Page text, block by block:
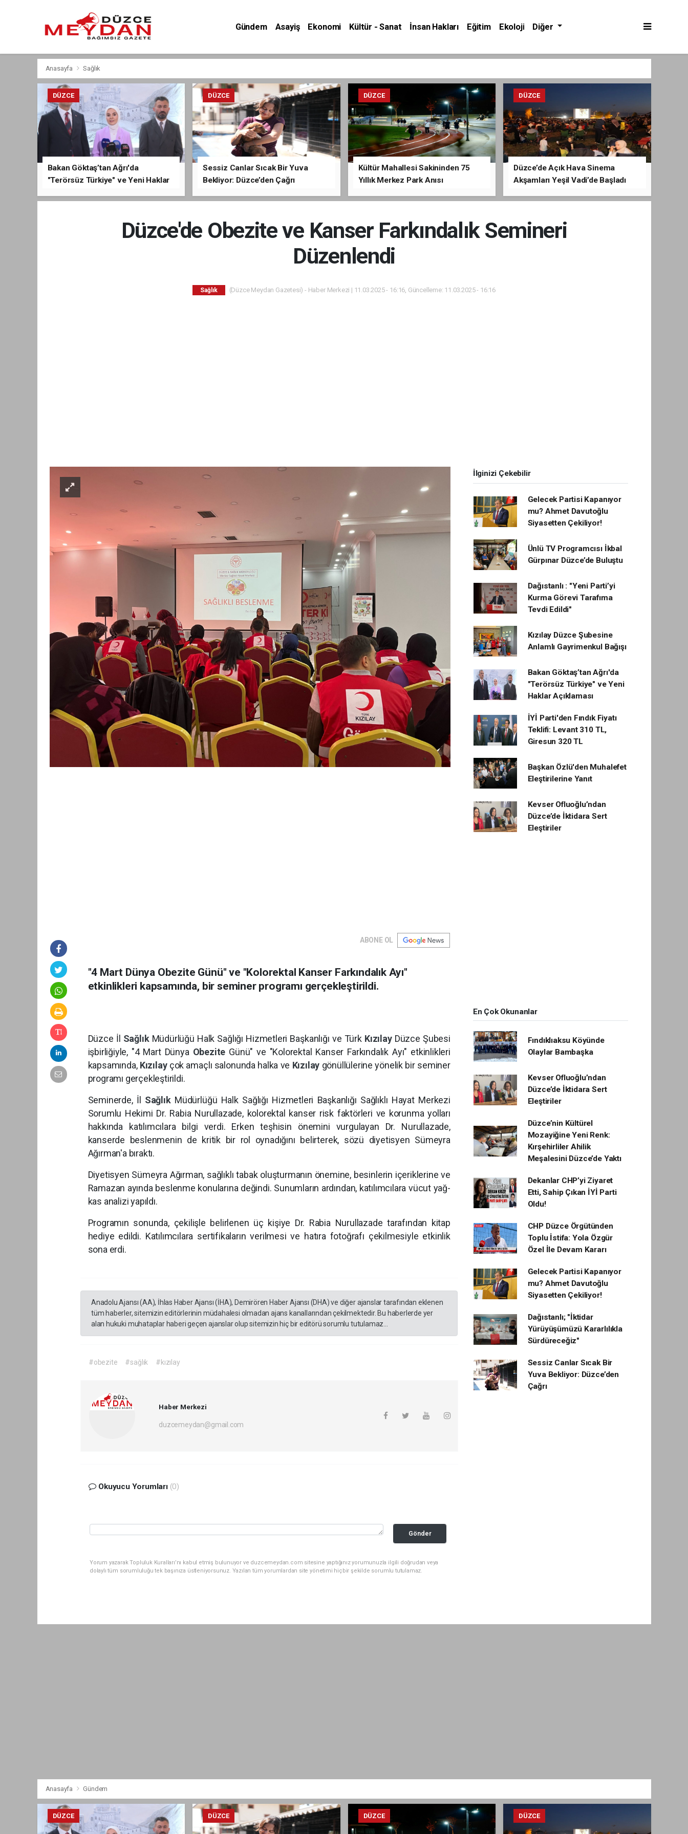
Gündem Asayiş Ekonomi Kültür - Sanat İnsan Hakları Eğitim Ekoloji Diğer
Anasayfa Sağlık
DÜZCE
Bakan Göktaş’tan Ağrı'da
"Terörsüz Türkiye" ve Yeni Haklar
DÜZCE
Sessiz Canlar Sıcak Bir Yuva
Bekliyor: Düzce’den Çağrı
DÜZCE
Kültür Mahallesi Sakininden 75
Yıllık Merkez Park Anısı
DÜZCE
Düzce’de Açık Hava Sinema
Akşamları Yeşil Vadi’de Başladı
Düzce'de Obezite ve Kanser Farkındalık Semineri
Düzenlendi
Sağlık (Düzce Meydan Gazetesi) - Haber Merkezi | 11.03.2025 - 16:16, Güncelleme: 11.03.2025 - 16:16
ABONE OL
"4 Mart Dünya Obezite Günü" ve "Kolorektal Kanser Farkındalık Ayı"
etkinlikleri kapsamında, bir seminer programı gerçekleştirildi.
Düzce İl Sağlık Müdürlüğü Halk Sağlığı Hizmetleri Başkanlığı ve Türk Kızılay Düzce Şubesi
işbirliğiyle, "4 Mart Dünya Obezite Günü" ve "Kolorektal Kanser Farkındalık Ayı" etkinlikleri
kapsamında, Kızılay çok amaçlı salonunda halka ve Kızılay gönüllülerine yönelik bir seminer
programı gerçekleştirildi.
Seminerde, İl Sağlık Müdürlüğü Halk Sağlığı Hizmetleri Başkanlığı Sağlıklı Hayat Merkezi
Sorumlu Hekimi Dr. Rabia Nurullazade, kolorektal kanser risk faktörleri ve korunma yolları
hakkında katılımcılara bilgi verdi. Erken teşhisin önemini vurgulayan Dr. Nurullazade,
kanserde beslenmenin de kritik bir rol oynadığını belirterek, sözü diyetisyen Sümeyra
Ağırman'a bıraktı.
Diyetisyen Sümeyra Ağırman, sağlıklı tabak oluşturmanın önemine, besinlerin içeriklerine ve
Ramazan ayında beslenme konularına değindi. Sunumların ardından, katılımcılara vücut yağ-
kas analizi yapıldı.
Programın sonunda, çekilişle belirlenen üç kişiye Dr. Rabia Nurullazade tarafından kitap
hediye edildi. Katılımcılara sertifikaların verilmesi ve hatıra fotoğrafı çekilmesiyle etkinlik
sona erdi.
Anadolu Ajansı (AA), İhlas Haber Ajansı (İHA), Demirören Haber Ajansı (DHA) ve diğer ajanslar tarafından eklenen
tüm haberler, sitemizin editörlerinin müdahalesi olmadan ajans kanallarından çekilmektedir. Bu haberlerde yer
alan hukuki muhataplar haberi geçen ajanslar olup sitemizin hiç bir editörü sorumlu tutulamaz...
#obezite #sağlık #kızılay
Haber Merkezi
duzcemeydan@gmail.com
Okuyucu Yorumları (0)
Gönder
Yorum yazarak Topluluk Kuralları’nı kabul etmiş bulunuyor ve duzcemeydan.com sitesine yaptığınız yorumunuzla ilgili doğrudan veya
dolaylı tüm sorumluluğu tek başınıza üstleniyorsunuz. Yazılan tüm yorumlardan site yönetimi hiçbir şekilde sorumlu tutulamaz.
İlginizi Çekebilir
Gelecek Partisi Kapanıyor
mu? Ahmet Davutoğlu
Siyasetten Çekiliyor!
Ünlü TV Programcısı İkbal
Gürpınar Düzce’de Buluştu
Dağıstanlı : "Yeni Parti’yi
Kurma Görevi Tarafıma
Tevdi Edildi"
Kızılay Düzce Şubesine
Anlamlı Gayrimenkul Bağışı
Bakan Göktaş’tan Ağrı'da
"Terörsüz Türkiye" ve Yeni
Haklar Açıklaması
İYİ Parti'den Fındık Fiyatı
Teklifi: Levant 310 TL,
Giresun 320 TL
Başkan Özlü'den Muhalefet
Eleştirilerine Yanıt
Kevser Ofluoğlu’ndan
Düzce’de İktidara Sert
Eleştiriler
En Çok Okunanlar
Fındıklıaksu Köyünde
Olaylar Bambaşka
Kevser Ofluoğlu’ndan
Düzce’de İktidara Sert
Eleştiriler
Düzce’nin Kültürel
Mozayiğine Yeni Renk:
Kırşehirliler Ahilik
Meşalesini Düzce’de Yaktı
Dekanlar CHP’yi Ziyaret
Etti, Sahip Çıkan İYİ Parti
Oldu!
CHP Düzce Örgütünden
Toplu İstifa: Yola Özgür
Özel İle Devam Kararı
Gelecek Partisi Kapanıyor
mu? Ahmet Davutoğlu
Siyasetten Çekiliyor!
Dağıstanlı; "İktidar
Yürüyüşümüzü Kararlılıkla
Sürdüreceğiz"
Sessiz Canlar Sıcak Bir
Yuva Bekliyor: Düzce’den
Çağrı
Anasayfa Gündem
DÜZCE DÜZCE DÜZCE DÜZCE